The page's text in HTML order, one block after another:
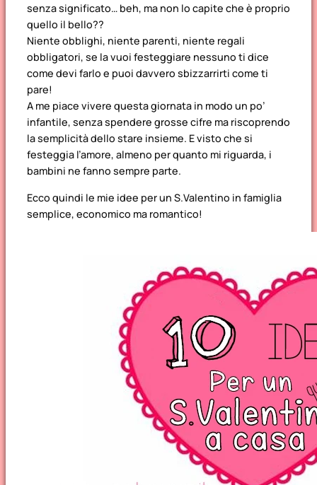
senza significato… beh, ma non lo capite che è proprio
quello il bello??
Niente obblighi, niente parenti, niente regali
obbligatori, se la vuoi festeggiare nessuno ti dice
come devi farlo e puoi davvero sbizzarrirti come ti
pare!
A me piace vivere questa giornata in modo un po’
infantile, senza spendere grosse cifre ma riscoprendo
la semplicità dello stare insieme. E visto che si
festeggia l’amore, almeno per quanto mi riguarda, i
bambini ne fanno sempre parte.
Ecco quindi le mie idee per un S.Valentino in famiglia
semplice, economico ma romantico!